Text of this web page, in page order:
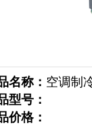
名称： 空调制
型号：
价格：